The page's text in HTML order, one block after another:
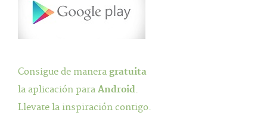
Consigue de manera gratuita
la aplicación para Android.
Llevate la inspiración contigo.